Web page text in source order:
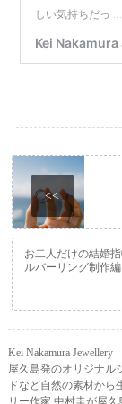
<<
お二人だけの結婚
ルバーリング制作
Kei Nakamura Jewellery
屋久島発のオリジナル
ドなど自然の素材か
リー作家 中村圭が屋